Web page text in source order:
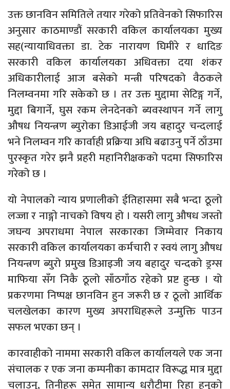
उक्त छानविन समितिले तयार गरेको प्रतिवेनको सिफारिस
अनुसार काठमाण्डौं सरकारी वकिल कार्यालयका मुख्य
सह(न्यायाधिवक्ता डा. टेक नारायण घिमीरे र धादिङ
सरकारी वकिल कार्यालयका अधिवक्ता दया शंकर
अधिकारीलाई आज बसेको मन्त्री परिषदको वैठकले
निलम्वनमा गरि सकेको छ । तर उक्त मुद्दामा सेटिङ्ग गर्ने,
मुद्दा बिगार्ने, घुस रकम लेनदेनको ब्यवस्थापन गर्ने लागु
औषध नियन्त्रण ब्युरोका डिआईजी जय बहादुर चन्दलाई
भने निलम्वन गरि कार्वाही प्रक्रिया अघि बढाउनु पर्ने ठाँउमा
पुरस्कृत गरेर झनै प्रहरी महानिरीक्षकको पदमा सिफारिस
गरेको छ ।
यो नेपालको न्याय प्रणालीको ईतिहासमा सबै भन्दा ठूलो
लज्जा र नाङ्गो नाचको विषय हो । यसरी लागु औषध जस्तो
जघन्य अपराधमा नेपाल सरकारका जिम्मेवार निकाय
सरकारी वकिल कार्यालयका कर्मचारी र स्वयं लागु औषध
नियन्त्रण ब्युरो प्रमुख डिआइजी जय बहादुर चन्दको ड्रग्स
माफिया सँग निकै ठूलो साँठगाँठ रहेको प्रष्ट हुन्छ । यो
प्रकरणमा निष्पक्ष छानविन हुन जरूरी छ र ठूलो आर्थिक
चलखेलका कारण मुख्य अपराधिहरूले उन्मुक्ति पाउन
सफल भएका छन् ।
कारवाहीको नाममा सरकारी वकिल कार्यालयले एक जना
संचालक र एक जना कम्पनीका कामदार विरूद्ध मात्र मुद्दा
चलाउनु, तिनीहरू समेत सामान्य धरौटीमा रिहा हुनुको